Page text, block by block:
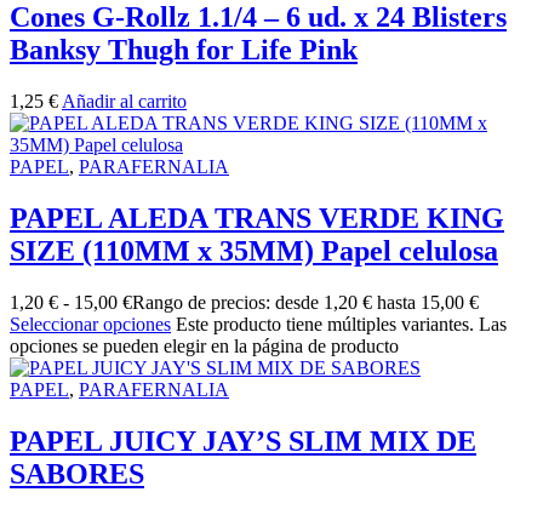
Cones G-Rollz 1.1/4 – 6 ud. x 24 Blisters
Banksy Thugh for Life Pink
1,25 € Añadir al carrito
PAPEL, PARAFERNALIA
PAPEL ALEDA TRANS VERDE KING
SIZE (110MM x 35MM) Papel celulosa
1,20 € - 15,00 €Rango de precios: desde 1,20 € hasta 15,00 €
Seleccionar opciones Este producto tiene múltiples variantes. Las
opciones se pueden elegir en la página de producto
PAPEL, PARAFERNALIA
PAPEL JUICY JAY’S SLIM MIX DE
SABORES